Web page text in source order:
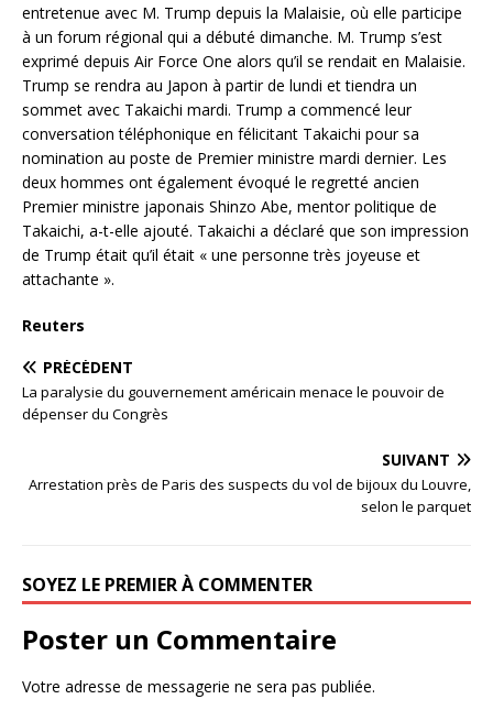
entretenue avec M. Trump depuis la Malaisie, où elle participe
à un forum régional qui a débuté dimanche. M. Trump s’est
exprimé depuis Air Force One alors qu’il se rendait en Malaisie.
Trump se rendra au Japon à partir de lundi et tiendra un
sommet avec Takaichi mardi. Trump a commencé leur
conversation téléphonique en félicitant Takaichi pour sa
nomination au poste de Premier ministre mardi dernier. Les
deux hommes ont également évoqué le regretté ancien
Premier ministre japonais Shinzo Abe, mentor politique de
Takaichi, a-t-elle ajouté. Takaichi a déclaré que son impression
de Trump était qu’il était « une personne très joyeuse et
attachante ».
Reuters
PRÉCÉDENT
La paralysie du gouvernement américain menace le pouvoir de
dépenser du Congrès
SUIVANT
Arrestation près de Paris des suspects du vol de bijoux du Louvre,
selon le parquet
SOYEZ LE PREMIER À COMMENTER
Poster un Commentaire
Votre adresse de messagerie ne sera pas publiée.